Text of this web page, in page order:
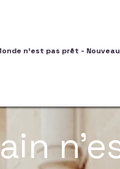
n'est pas prêt - Nouveau